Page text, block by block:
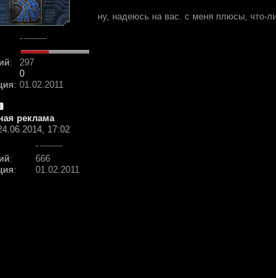
:
297
0
: 01.02.2011
ну, надеюсь на вас. с меня плюсы, что-
реклама
17:02
:
666
: 01.02.2011